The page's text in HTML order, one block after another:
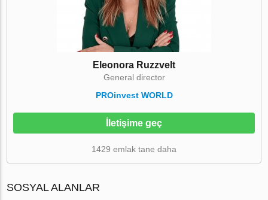
Eleonora Ruzzvelt
General director
PROinvest WORLD
İletişime geç
1429 emlak tane daha
SOSYAL ALANLAR